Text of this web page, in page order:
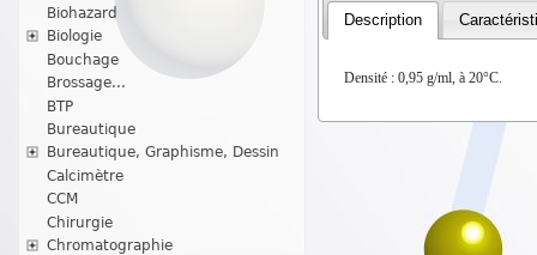
Biohazard
Biologie
Bouchage
Brossage...
BTP
Bureautique
Bureautique, Graphisme, Dessin
Calcimètre
CCM
Chirurgie
Chromatographie
Description
Densité : 0,95 g/ml, à 20°C.